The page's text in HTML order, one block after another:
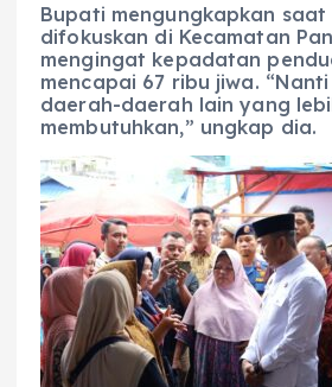
Bupati mengungkapkan saat
difokuskan di Kecamatan
mengingat kepadatan
mencapai 67 ribu jiwa.
daerah-daerah lain yang
membutuhkan,” ungkap dia.